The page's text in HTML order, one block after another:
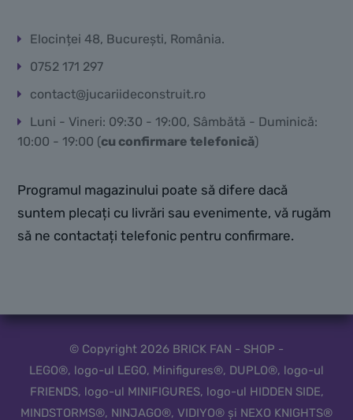
Elocinței 48, București, România.
0752 171 297
contact@jucariideconstruit.ro
Luni - Vineri: 09:30 - 19:00, Sâmbătă - Duminică:
10:00 - 19:00 (cu confirmare telefonică)
Programul magazinului poate să difere dacă
suntem plecați cu livrări sau evenimente, vă rugăm
să ne contactați telefonic pentru confirmare.
© Copyright 2026 BRICK FAN - SHOP -
LEGO®, logo-ul LEGO, Minifigures®, DUPLO®, logo-ul
FRIENDS, logo-ul MINIFIGURES, logo-ul HIDDEN SIDE,
MINDSTORMS®, NINJAGO®, VIDIYO® și NEXO KNIGHTS®